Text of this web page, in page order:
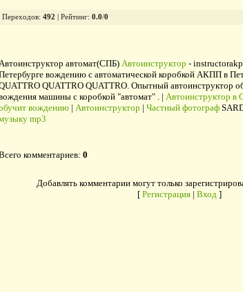
Переходов: 492 Рейтинг: 0.0/0
автомат(СПБ)Автоинструктор -
вождению с автоматической коробкой АКПП в
QUATTRO QUATTRO. Опытный автоинструктор
машины с коробкой "автомат" . | Автоинструктор в
вождению| Автоинструктор | Частный фотограф
mp3
комментариев: 0
Добавлять комментарии могут только
[ Регистрация| Вход]